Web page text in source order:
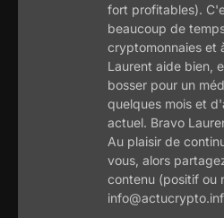
fort profitables).
beaucoup de
cryptomonnaies et
Laurent aide bien,
bosser pour un
quelques mois et
actuel. Bravo
Au plaisir de
vous, alors
contenu (positif ou